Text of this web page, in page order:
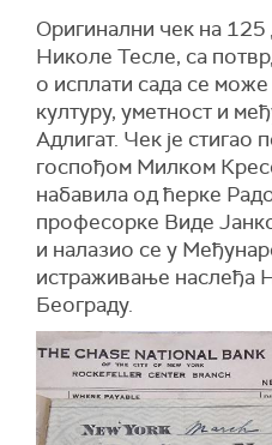
Оригинални чек на
Николе Тесле, са
о исплати сада се
културу, уметност и
Адлигат. Чек је стигао
госпођом Милком
набавила од ћерке
професорке Виде
и налазио се у
истраживање наслеђа
Београду.